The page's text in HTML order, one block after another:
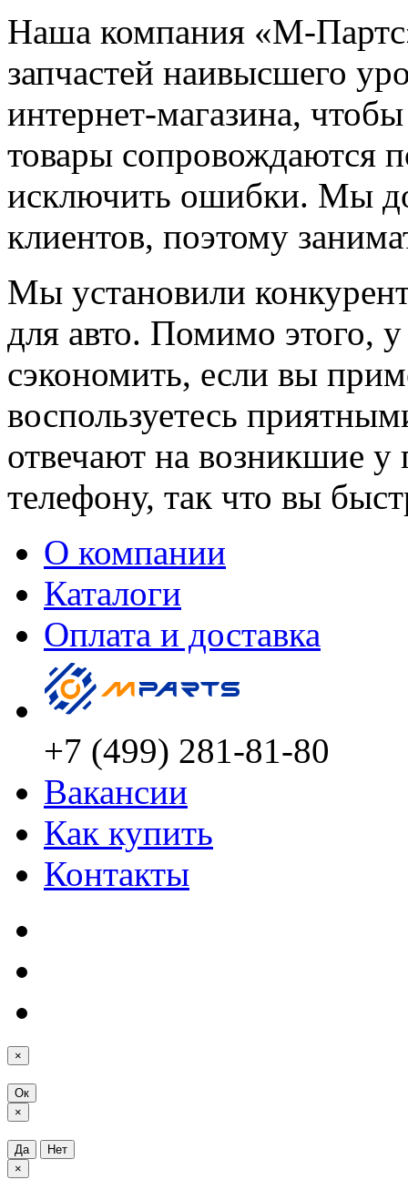
Наша компания «М-
запчастей наивысшего
интернет-магазина,
товары сопровождаются
исключить ошибки. Мы
клиентов, поэтому
Мы установили
для авто. Помимо этого,
сэкономить, если вы
воспользуетесь
отвечают на возникшие у
телефону, так что вы
О компании
Каталоги
Оплата и доставка
+7 (499) 281-81-80
Вакансии
Как купить
Контакты
×
Ок
×
Да
Нет
×